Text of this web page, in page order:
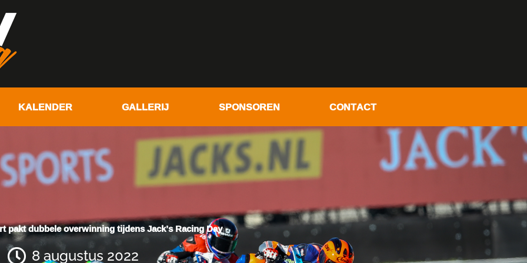
KALENDER GALLERIJ SPONSOREN CONTACT
pakt dubbele overwinning tijdens Jack’s Racing Day
8 augustus 2022